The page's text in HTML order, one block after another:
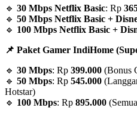
🔹 30 Mbps Netflix Basic: Rp
🔹 50 Mbps Netflix Basic +
🔹 100 Mbps Netflix Basic +
📌 Paket Gamer IndiHome
🔹 30 Mbps: Rp 399.000 (Bonus
🔹 50 Mbps: Rp 545.000
Hotstar)
🔹 100 Mbps: Rp 895.000